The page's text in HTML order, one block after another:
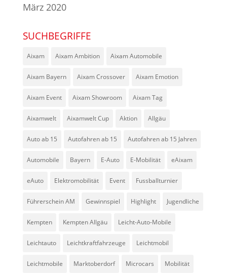
März 2020
SUCHBEGRIFFE
Aixam Aixam Ambition Aixam Automobile
Aixam Bayern Aixam Crossover Aixam Emotion
Aixam Event Aixam Showroom Aixam Tag
Aixamwelt Aixamwelt Cup Aktion Allgäu
Auto ab 15 Autofahren ab 15 Autofahren ab 15 Jahren
Automobile Bayern E-Auto E-Mobilität eAixam
eAuto Elektromobilität Event Fussballturnier
Führerschein AM Gewinnspiel Highlight Jugendliche
Kempten Kempten Allgäu Leicht-Auto-Mobile
Leichtauto Leichtkraftfahrzeuge Leichtmobil
Leichtmobile Marktoberdorf Microcars Mobilität